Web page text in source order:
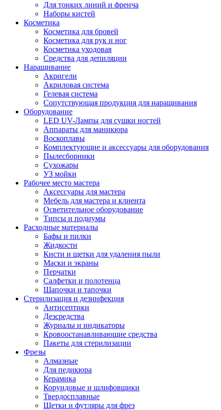
Для тонких линий и френча
Наборы кистей
Косметика
Косметика для бровей
Косметика для рук и ног
Косметика уходовая
Средства для депиляции
Наращивание
Акригели
Акриловая система
Гелевая система
Сопутствующая продукция для наращивания
Оборудование
LED UV-Лампы для сушки ногтей
Аппараты для маникюра
Воскоплавы
Комплектующие и аксессуары для оборудования
Пылесборники
Сухожары
УЗ мойки
Рабочее место мастера
Аксессуары для мастера
Мебель для мастера и клиента
Осветительное оборудование
Типсы и подиумы
Расходные материалы
Бафы и пилки
Жидкости
Кисти и щетки для удаления пыли
Маски и экраны
Перчатки
Салфетки и полотенца
Шапочки и тапочки
Стерилизация и дезинфекция
Антисептики
Дезсредства
Журналы и индикаторы
Кровоостанавливающие средства
Пакеты для стерилизации
Фрезы
Алмазные
Для педикюра
Керамика
Корундовые и шлифовщики
Твердосплавные
Щетки и футляры для фрез